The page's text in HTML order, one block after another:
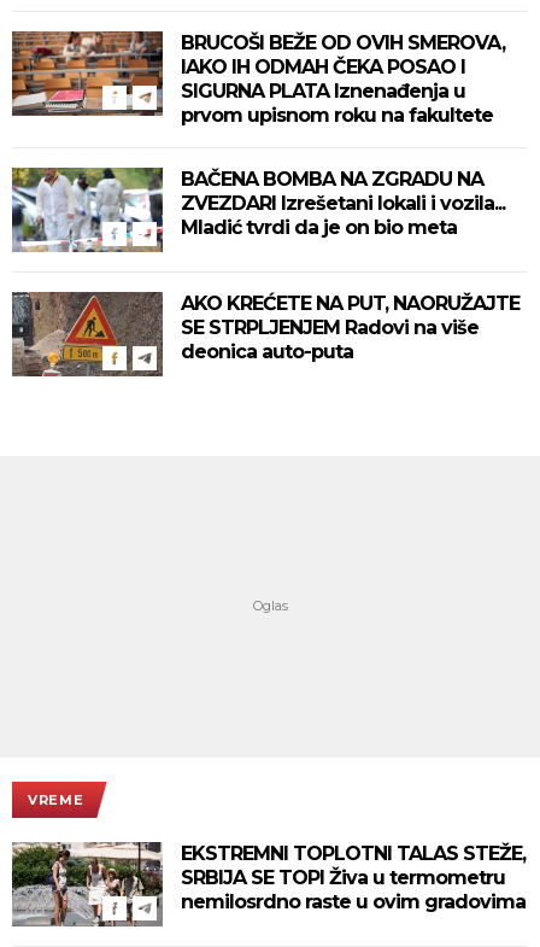
BRUCOŠI BEŽE OD OVIH SMEROVA,
IAKO IH ODMAH ČEKA POSAO I
SIGURNA PLATA Iznenađenja u
prvom upisnom roku na fakultete
BAČENA BOMBA NA ZGRADU NA
ZVEZDARI Izrešetani lokali i vozila...
Mladić tvrdi da je on bio meta
AKO KREĆETE NA PUT, NAORUŽAJTE
SE STRPLJENJEM Radovi na više
deonica auto-puta
VREME
EKSTREMNI TOPLOTNI TALAS STEŽE,
SRBIJA SE TOPI Živa u termometru
nemilosrdno raste u ovim gradovima